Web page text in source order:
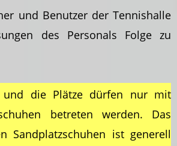
und Benutzer der Tennishalle
des Personals Folge zu
und die Plätze dürfen nur mit
betreten werden. Das
Sandplatzschuhen ist generell